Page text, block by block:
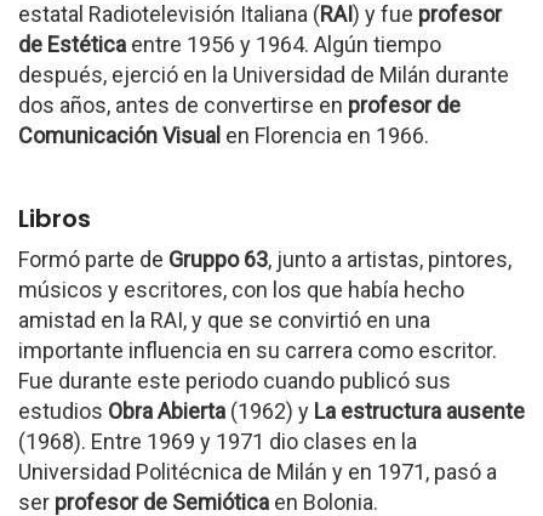
estatal Radiotelevisión Italiana (RAI) y fue profesor
de Estética entre 1956 y 1964. Algún tiempo
después, ejerció en la Universidad de Milán durante
dos años, antes de convertirse en profesor de
Comunicación Visual en Florencia en 1966.
Libros
Formó parte de Gruppo 63, junto a artistas, pintores,
músicos y escritores, con los que había hecho
amistad en la RAI, y que se convirtió en una
importante influencia en su carrera como escritor.
Fue durante este periodo cuando publicó sus
estudios Obra Abierta (1962) y La estructura ausente
(1968). Entre 1969 y 1971 dio clases en la
Universidad Politécnica de Milán y en 1971, pasó a
ser profesor de Semiótica en Bolonia.